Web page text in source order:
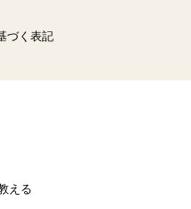
づく表記
える